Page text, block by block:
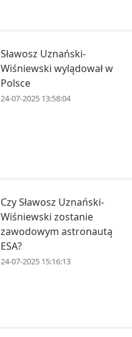
Sławosz Uznański-
Wiśniewski wylądował w
Polsce
24-07-2025 13:58:04
Czy Sławosz Uznański-
Wiśniewski zostanie
zawodowym astronautą
ESA?
24-07-2025 15:16:13